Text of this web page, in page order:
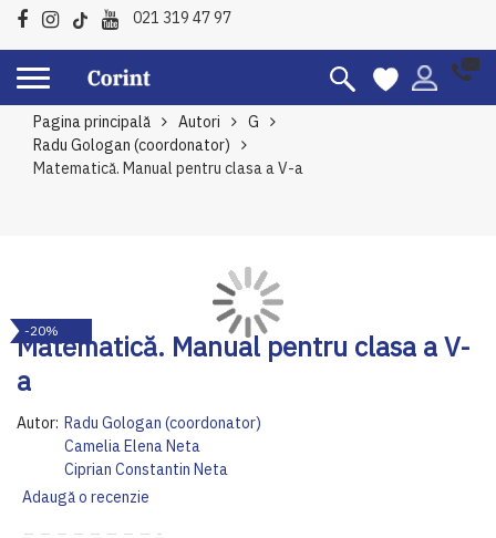
021 319 47 97
Pagina principală Autori
G
Radu Gologan (coordonator)
Matematică. Manual pentru clasa a V-a
Matematică. Manual pentru clasa a V-
a
Autor: Radu Gologan (coordonator)
Camelia Elena Neta
Ciprian Constantin Neta
Adaugă o recenzie
to
the
end
the
images
gallery
-20%